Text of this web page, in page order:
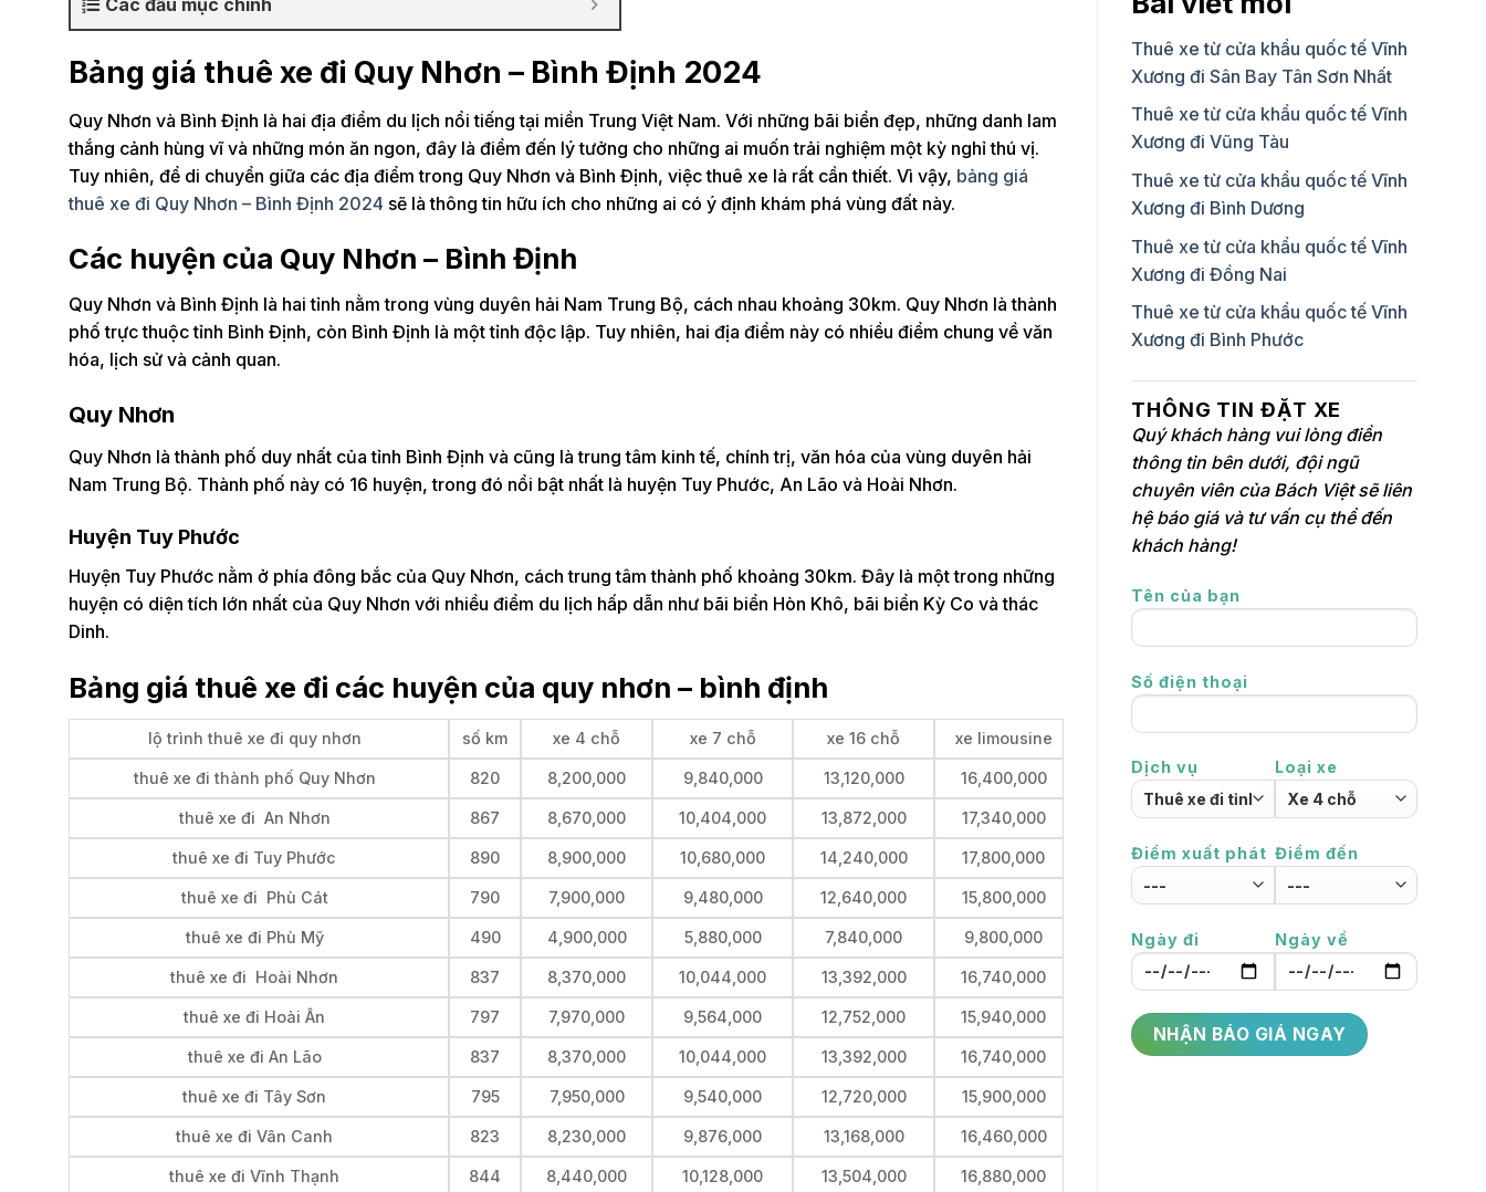
Các đầu mục chính
Bảng giá thuê xe đi Quy Nhơn – Bình Định 2024
Quy Nhơn và Bình Định là hai địa điểm du lịch nổi tiếng tại miền Trung Việt Nam. Với những bãi biển đẹp, những danh lam
thắng cảnh hùng vĩ và những món ăn ngon, đây là điểm đến lý tưởng cho những ai muốn trải nghiệm một kỳ nghỉ thú vị.
Tuy nhiên, để di chuyển giữa các địa điểm trong Quy Nhơn và Bình Định, việc thuê xe là rất cần thiết. Vì vậy, bảng giá
thuê xe đi Quy Nhơn – Bình Định 2024 sẽ là thông tin hữu ích cho những ai có ý định khám phá vùng đất này.
Các huyện của Quy Nhơn – Bình Định
Quy Nhơn và Bình Định là hai tỉnh nằm trong vùng duyên hải Nam Trung Bộ, cách nhau khoảng 30km. Quy Nhơn là thành
phố trực thuộc tỉnh Bình Định, còn Bình Định là một tỉnh độc lập. Tuy nhiên, hai địa điểm này có nhiều điểm chung về văn
hóa, lịch sử và cảnh quan.
Quy Nhơn
Quy Nhơn là thành phố duy nhất của tỉnh Bình Định và cũng là trung tâm kinh tế, chính trị, văn hóa của vùng duyên hải
Nam Trung Bộ. Thành phố này có 16 huyện, trong đó nổi bật nhất là huyện Tuy Phước, An Lão và Hoài Nhơn.
Huyện Tuy Phước
Huyện Tuy Phước nằm ở phía đông bắc của Quy Nhơn, cách trung tâm thành phố khoảng 30km. Đây là một trong những
huyện có diện tích lớn nhất của Quy Nhơn với nhiều điểm du lịch hấp dẫn như bãi biển Hòn Khô, bãi biển Kỳ Co và thác
Dinh.
Bảng giá thuê xe đi các huyện của quy nhơn – bình định
lộ trình thuê xe đi quy nhơn số km xe 4 chỗ xe 7 chỗ xe 16 chỗ xe limousine
thuê xe đi thành phố Quy Nhơn 820 8,200,000 9,840,000 13,120,000 16,400,000
thuê xe đi An Nhơn 867 8,670,000 10,404,000 13,872,000 17,340,000
thuê xe đi Tuy Phước 890 8,900,000 10,680,000 14,240,000 17,800,000
thuê xe đi Phù Cát 790 7,900,000 9,480,000 12,640,000 15,800,000
thuê xe đi Phù Mỹ 490 4,900,000 5,880,000 7,840,000 9,800,000
thuê xe đi Hoài Nhơn 837 8,370,000 10,044,000 13,392,000 16,740,000
thuê xe đi Hoài Ân 797 7,970,000 9,564,000 12,752,000 15,940,000
thuê xe đi An Lão 837 8,370,000 10,044,000 13,392,000 16,740,000
thuê xe đi Tây Sơn 795 7,950,000 9,540,000 12,720,000 15,900,000
thuê xe đi Vân Canh 823 8,230,000 9,876,000 13,168,000 16,460,000
thuê xe đi Vĩnh Thạnh 844 8,440,000 10,128,000 13,504,000 16,880,000
Thuê xe từ cửa khẩu quốc tế Vĩnh
Xương đi Sân Bay Tân Sơn Nhất
Thuê xe từ cửa khẩu quốc tế Vĩnh
Xương đi Vũng Tàu
Thuê xe từ cửa khẩu quốc tế Vĩnh
Xương đi Bình Dương
Thuê xe từ cửa khẩu quốc tế Vĩnh
Xương đi Đồng Nai
Thuê xe từ cửa khẩu quốc tế Vĩnh
Xương đi Bình Phước
THÔNG TIN ĐẶT XE
Quý khách hàng vui lòng điền
thông tin bên dưới, đội ngũ
chuyên viên của Bách Việt sẽ liên
hệ báo giá và tư vấn cụ thể đến
khách hàng!
Tên của bạn
Số điện thoại
Dịch vụ Loại xe
Điểm xuất phát Điểm đến
Ngày đi Ngày về